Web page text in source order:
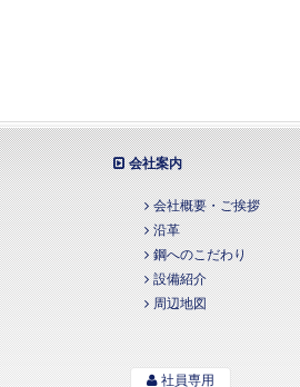
会社案内
会社概要・ご挨拶
沿革
鋼へのこだわり
設備紹介
周辺地図
社員専用